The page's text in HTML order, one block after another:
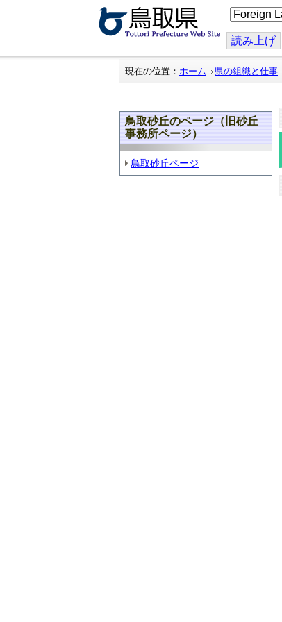
こ
の
ジ
を
翻
読み上げ
現在の位置： ホーム 県の組織と仕事
鳥取砂丘のページ（旧砂丘
事務所ページ）
鳥取砂丘ページ